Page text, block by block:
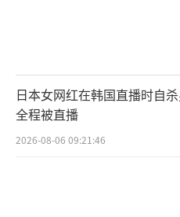
日本女网红在韩国直播时自
全程被直播
2026-08-06 09:21:46